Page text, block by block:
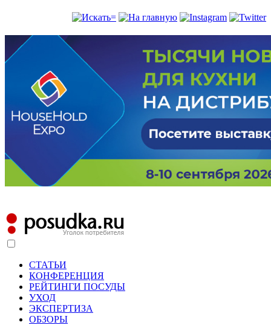
СТАТЬИ
КОНФЕРЕНЦИЯ
РЕЙТИНГИ ПОСУДЫ
УХОД
ЭКСПЕРТИЗА
ОБЗОРЫ